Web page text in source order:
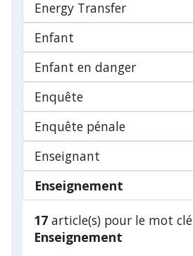
Energy Transfer
Enfant
Enfant en danger
Enquête
Enquête pénale
Enseignant
Enseignement
17 article(s) pour le mot clé
Enseignement